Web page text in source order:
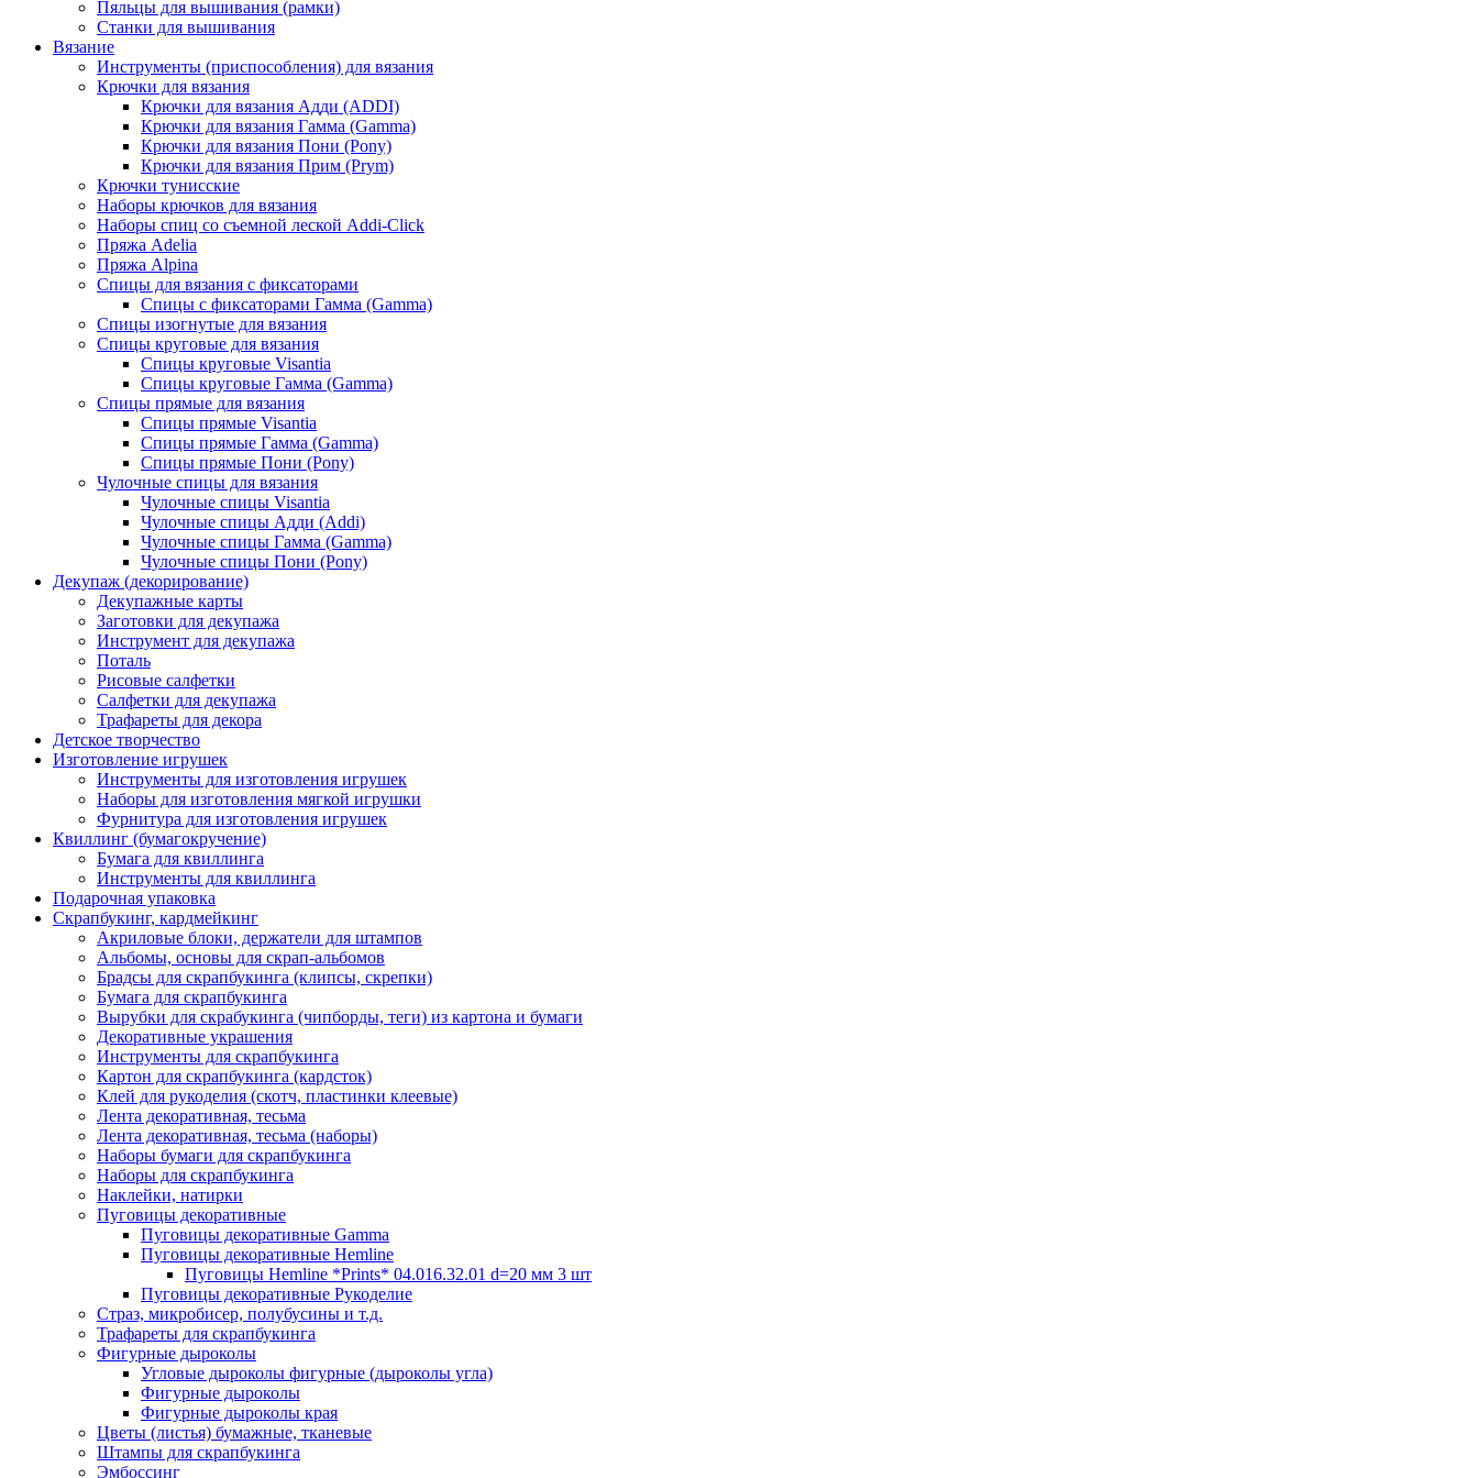
Пяльцы для вышивания (рамки)
Станки для вышивания
Вязание
Инструменты (приспособления) для вязания
Крючки для вязания
Крючки для вязания Адди (ADDI)
Крючки для вязания Гамма (Gamma)
Крючки для вязания Пони (Pony)
Крючки для вязания Прим (Prym)
Крючки тунисские
Наборы крючков для вязания
Наборы спиц со съемной леской Addi-Click
Пряжа Adelia
Пряжа Alpina
Спицы для вязания с фиксаторами
Спицы с фиксаторами Гамма (Gamma)
Спицы изогнутые для вязания
Спицы круговые для вязания
Спицы круговые Visantia
Спицы круговые Гамма (Gamma)
Спицы прямые для вязания
Спицы прямые Visantia
Спицы прямые Гамма (Gamma)
Спицы прямые Пони (Pony)
Чулочные спицы для вязания
Чулочные спицы Visantia
Чулочные спицы Адди (Addi)
Чулочные спицы Гамма (Gamma)
Чулочные спицы Пони (Pony)
Декупаж (декорирование)
Декупажные карты
Заготовки для декупажа
Инструмент для декупажа
Поталь
Рисовые салфетки
Салфетки для декупажа
Трафареты для декора
Детское творчество
Изготовление игрушек
Инструменты для изготовления игрушек
Наборы для изготовления мягкой игрушки
Фурнитура для изготовления игрушек
Квиллинг (бумагокручение)
Бумага для квиллинга
Инструменты для квиллинга
Подарочная упаковка
Скрапбукинг, кардмейкинг
Акриловые блоки, держатели для штампов
Альбомы, основы для скрап-альбомов
Брадсы для скрапбукинга (клипсы, скрепки)
Бумага для скрапбукинга
Вырубки для скрабукинга (чипборды, теги) из картона и бумаги
Декоративные украшения
Инструменты для скрапбукинга
Картон для скрапбукинга (кардсток)
Клей для рукоделия (скотч, пластинки клеевые)
Лента декоративная, тесьма
Лента декоративная, тесьма (наборы)
Наборы бумаги для скрапбукинга
Наборы для скрапбукинга
Наклейки, натирки
Пуговицы декоративные
Пуговицы декоративные Gamma
Пуговицы декоративные Hemline
Пуговицы Hemline *Prints* 04.016.32.01 d=20 мм 3 шт
Пуговицы декоративные Рукоделие
Страз, микробисер, полубусины и т.д.
Трафареты для скрапбукинга
Фигурные дыроколы
Угловые дыроколы фигурные (дыроколы угла)
Фигурные дыроколы
Фигурные дыроколы края
Цветы (листья) бумажные, тканевые
Штампы для скрапбукинга
Эмбоссинг